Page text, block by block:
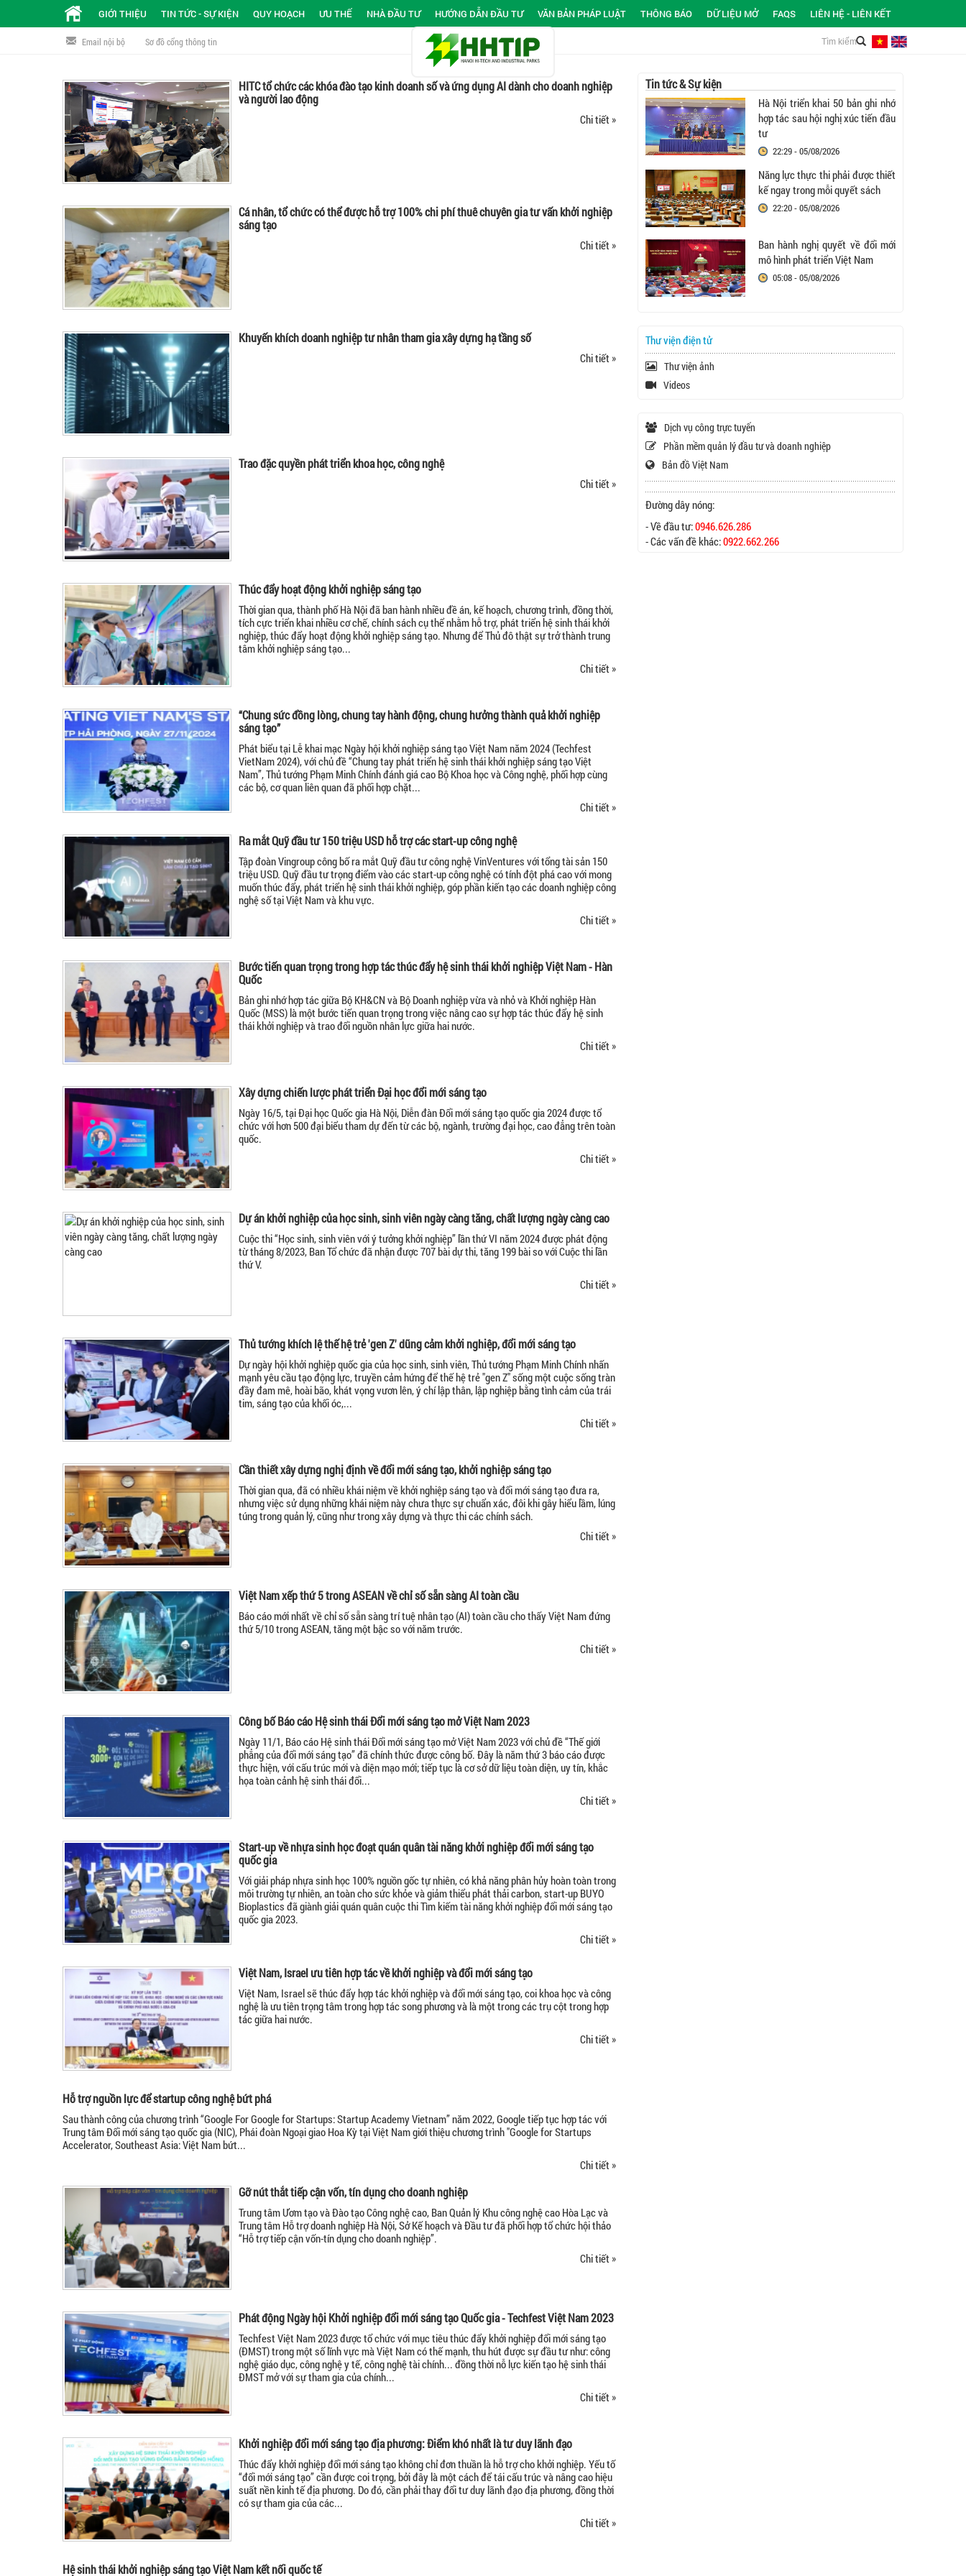
GIỚI THIỆU TIN TỨC - SỰ KIỆN QUY HOẠCH ƯU THẾ NHÀ ĐẦU TƯ HƯỚNG DẪN ĐẦU TƯ VĂN BẢN PHÁP LUẬT THÔNG BÁO DỮ LIỆU MỞ FAQS LIÊN HỆ - LIÊN KẾT
Email nội bộ Sơ đồ cổng thông tin
HITC tổ chức các khóa đào tạo kinh doanh số và ứng dụng AI dành cho doanh nghiệp
và người lao động
Chi tiết »
Cá nhân, tổ chức có thể được hỗ trợ 100% chi phí thuê chuyên gia tư vấn khởi nghiệp
sáng tạo
Chi tiết »
Khuyến khích doanh nghiệp tư nhân tham gia xây dựng hạ tầng số
Chi tiết »
Trao đặc quyền phát triển khoa học, công nghệ
Chi tiết »
Thúc đẩy hoạt động khởi nghiệp sáng tạo
Thời gian qua, thành phố Hà Nội đã ban hành nhiều đề án, kế hoạch, chương trình, đồng thời,
tích cực triển khai nhiều cơ chế, chính sách cụ thể nhằm hỗ trợ, phát triển hệ sinh thái khởi
nghiệp, thúc đẩy hoạt động khởi nghiệp sáng tạo. Nhưng để Thủ đô thật sự trở thành trung
tâm khởi nghiệp sáng tạo...
Chi tiết »
“Chung sức đồng lòng, chung tay hành động, chung hưởng thành quả khởi nghiệp
sáng tạo”
Phát biểu tại Lễ khai mạc Ngày hội khởi nghiệp sáng tạo Việt Nam năm 2024 (Techfest
VietNam 2024), với chủ đề “Chung tay phát triển hệ sinh thái khởi nghiệp sáng tạo Việt
Nam”, Thủ tướng Phạm Minh Chính đánh giá cao Bộ Khoa học và Công nghệ, phối hợp cùng
các bộ, cơ quan liên quan đã phối hợp chặt...
Chi tiết »
Ra mắt Quỹ đầu tư 150 triệu USD hỗ trợ các start-up công nghệ
Tập đoàn Vingroup công bố ra mắt Quỹ đầu tư công nghệ VinVentures với tổng tài sản 150
triệu USD. Quỹ đầu tư trọng điểm vào các start-up công nghệ có tính đột phá cao với mong
muốn thúc đẩy, phát triển hệ sinh thái khởi nghiệp, góp phần kiến tạo các doanh nghiệp công
nghệ số tại Việt Nam và khu vực.
Chi tiết »
Bước tiến quan trọng trong hợp tác thúc đẩy hệ sinh thái khởi nghiệp Việt Nam - Hàn
Quốc
Bản ghi nhớ hợp tác giữa Bộ KH&CN và Bộ Doanh nghiệp vừa và nhỏ và Khởi nghiệp Hàn
Quốc (MSS) là một bước tiến quan trọng trong việc nâng cao sự hợp tác thúc đẩy hệ sinh
thái khởi nghiệp và trao đổi nguồn nhân lực giữa hai nước.
Chi tiết »
Xây dựng chiến lược phát triển Đại học đổi mới sáng tạo
Ngày 16/5, tại Đại học Quốc gia Hà Nội, Diễn đàn Đổi mới sáng tạo quốc gia 2024 được tổ
chức với hơn 500 đại biểu tham dự đến từ các bộ, ngành, trường đại học, cao đẳng trên toàn
quốc.
Chi tiết »
Dự án khởi nghiệp của học sinh, sinh viên ngày càng tăng, chất lượng ngày càng cao
Cuộc thi “Học sinh, sinh viên với ý tưởng khởi nghiệp” lần thứ VI năm 2024 được phát động
từ tháng 8/2023, Ban Tổ chức đã nhận được 707 bài dự thi, tăng 199 bài so với Cuộc thi lần
thứ V.
Chi tiết »
Thủ tướng khích lệ thế hệ trẻ 'gen Z' dũng cảm khởi nghiệp, đổi mới sáng tạo
Dự ngày hội khởi nghiệp quốc gia của học sinh, sinh viên, Thủ tướng Phạm Minh Chính nhấn
mạnh yêu cầu tạo động lực, truyền cảm hứng để thế hệ trẻ "gen Z" sống một cuộc sống tràn
đầy đam mê, hoài bão, khát vọng vươn lên, ý chí lập thân, lập nghiệp bằng tình cảm của trái
tim, sáng tạo của khối óc,...
Chi tiết »
Cần thiết xây dựng nghị định về đổi mới sáng tạo, khởi nghiệp sáng tạo
Thời gian qua, đã có nhiều khái niệm về khởi nghiệp sáng tạo và đổi mới sáng tạo đưa ra,
nhưng việc sử dụng những khái niệm này chưa thực sự chuẩn xác, đôi khi gây hiểu lầm, lúng
túng trong quản lý, cũng như trong xây dựng và thực thi các chính sách.
Chi tiết »
Việt Nam xếp thứ 5 trong ASEAN về chỉ số sẵn sàng AI toàn cầu
Báo cáo mới nhất về chỉ số sẵn sàng trí tuệ nhân tạo (AI) toàn cầu cho thấy Việt Nam đứng
thứ 5/10 trong ASEAN, tăng một bậc so với năm trước.
Chi tiết »
Công bố Báo cáo Hệ sinh thái Đổi mới sáng tạo mở Việt Nam 2023
Ngày 11/1, Báo cáo Hệ sinh thái Đổi mới sáng tạo mở Việt Nam 2023 với chủ đề “Thế giới
phẳng của đổi mới sáng tạo” đã chính thức được công bố. Đây là năm thứ 3 báo cáo được
thực hiện, với cấu trúc mới và diện mạo mới; tiếp tục là cơ sở dữ liệu toàn diện, uy tín, khắc
họa toàn cảnh hệ sinh thái đổi...
Chi tiết »
Start-up về nhựa sinh học đoạt quán quân tài năng khởi nghiệp đổi mới sáng tạo
quốc gia
Với giải pháp nhựa sinh học 100% nguồn gốc tự nhiên, có khả năng phân hủy hoàn toàn trong
môi trường tự nhiên, an toàn cho sức khỏe và giảm thiểu phát thải carbon, start-up BUYO
Bioplastics đã giành giải quán quân cuộc thi Tìm kiếm tài năng khởi nghiệp đổi mới sáng tạo
quốc gia 2023.
Chi tiết »
Việt Nam, Israel ưu tiên hợp tác về khởi nghiệp và đổi mới sáng tạo
Việt Nam, Israel sẽ thúc đẩy hợp tác khởi nghiệp và đổi mới sáng tạo, coi khoa học và công
nghệ là ưu tiên trọng tâm trong hợp tác song phương và là một trong các trụ cột trong hợp
tác giữa hai nước.
Chi tiết »
Hỗ trợ nguồn lực để startup công nghệ bứt phá
Sau thành công của chương trình “Google For Google for Startups: Startup Academy Vietnam” năm 2022, Google tiếp tục hợp tác với
Trung tâm Đổi mới sáng tạo quốc gia (NIC), Phái đoàn Ngoại giao Hoa Kỳ tại Việt Nam giới thiệu chương trình "Google for Startups
Accelerator, Southeast Asia: Việt Nam bứt...
Chi tiết »
Gỡ nút thắt tiếp cận vốn, tín dụng cho doanh nghiệp
Trung tâm Ươm tạo và Đào tạo Công nghệ cao, Ban Quản lý Khu công nghệ cao Hòa Lạc và
Trung tâm Hỗ trợ doanh nghiệp Hà Nội, Sở Kế hoạch và Đầu tư đã phối hợp tổ chức hội thảo
“Hỗ trợ tiếp cận vốn-tín dụng cho doanh nghiệp”.
Chi tiết »
Phát động Ngày hội Khởi nghiệp đổi mới sáng tạo Quốc gia - Techfest Việt Nam 2023
Techfest Việt Nam 2023 được tổ chức với mục tiêu thúc đẩy khởi nghiệp đổi mới sáng tạo
(ĐMST) trong một số lĩnh vực mà Việt Nam có thế mạnh, thu hút được sự đầu tư như: công
nghệ giáo dục, công nghệ y tế, công nghệ tài chính... đồng thời nỗ lực kiến tạo hệ sinh thái
ĐMST mở với sự tham gia của chính...
Chi tiết »
Khởi nghiệp đổi mới sáng tạo địa phương: Điểm khó nhất là tư duy lãnh đạo
Thúc đẩy khởi nghiệp đổi mới sáng tạo không chỉ đơn thuần là hỗ trợ cho khởi nghiệp. Yếu tố
“đổi mới sáng tạo” cần được coi trọng, bởi đây là một cách để tái cấu trúc và nâng cao hiệu
suất nền kinh tế địa phương. Do đó, cần phải thay đổi tư duy lãnh đạo địa phương, đồng thời
có sự tham gia của các...
Chi tiết »
Hệ sinh thái khởi nghiệp sáng tạo Việt Nam kết nối quốc tế
Tin tức & Sự kiện
Hà Nội triển khai 50 bản ghi nhớ
hợp tác sau hội nghị xúc tiến đầu
tư
22:29 - 05/08/2026
Năng lực thực thi phải được thiết
kế ngay trong mỗi quyết sách
22:20 - 05/08/2026
Ban hành nghị quyết về đổi mới
mô hình phát triển Việt Nam
05:08 - 05/08/2026
Thư viện điện tử
Thư viện ảnh
Videos
Dịch vụ công trực tuyến
Phần mềm quản lý đầu tư và doanh nghiệp
Bản đồ Việt Nam
Đường dây nóng:
- Về đầu tư:0946.626.286
- Các vấn đề khác:0922.662.266